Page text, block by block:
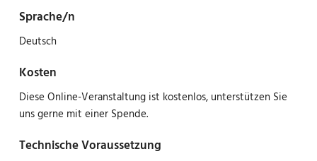
Sprache/n
Deutsch
Kosten
Diese Online-Veranstaltung ist kostenlos, unterstützen Sie
uns gerne mit einer Spende.
Technische Voraussetzung